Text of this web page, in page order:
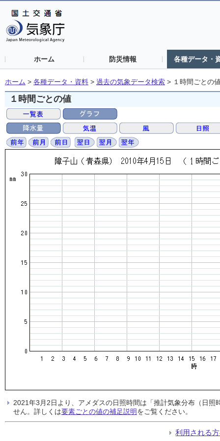
ホーム 防災情報 各種データ・
ホーム > 各種データ・資料 > 過去の気象データ検索 > １時間ごとの
１時間ごとの値
2021年3月2日より、アメダスの日照時間は「推計気象分布（日
せん。詳しくは要素ごとの値の補足説明をご覧ください。
利用される